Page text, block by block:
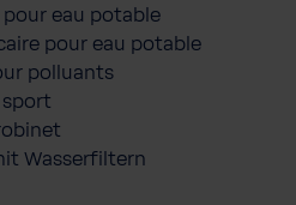
eau potable
pour eau potable
polluants
sport
Wasserfiltern